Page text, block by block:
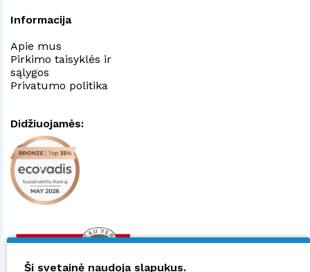
Informacija
Apie mus
Pirkimo taisyklės ir
sąlygos
Privatumo politika
Didžiuojamės:
Ši svetainė naudoja slapukus.